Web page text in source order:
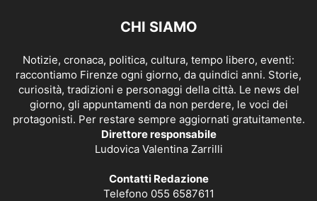
CHI SIAMO
Notizie, cronaca, politica, cultura, tempo libero, eventi:
raccontiamo Firenze ogni giorno, da quindici anni. Storie,
curiosità, tradizioni e personaggi della città. Le news del
giorno, gli appuntamenti da non perdere, le voci dei
protagonisti. Per restare sempre aggiornati gratuitamente.
Direttore responsabile
Ludovica Valentina Zarrilli
Contatti Redazione
Telefono 055 6587611